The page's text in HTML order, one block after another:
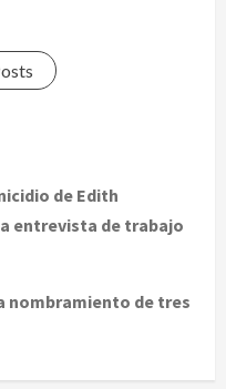
de Edith
entrevista de trabajo
nombramiento de tres